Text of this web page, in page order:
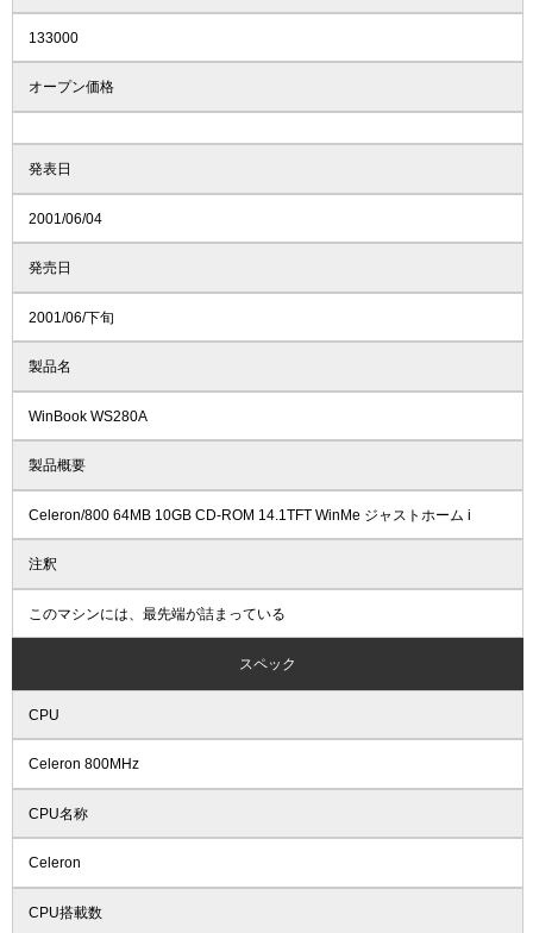
133000
オープン価格
発表日
2001/06/04
発売日
2001/06/下旬
製品名
WinBook WS280A
製品概要
Celeron/800 64MB 10GB CD-ROM 14.1TFT WinMe ジャストホーム i
注釈
このマシンには、最先端が詰まっている
スペック
CPU
Celeron 800MHz
CPU名称
Celeron
CPU搭載数